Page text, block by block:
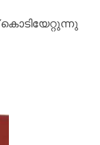
കൊടിയേറ്റുന്നു